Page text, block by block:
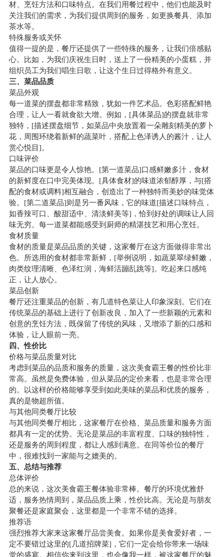
材、烹饪方法和口味特点。在我们用餐过程中，他们也能及时
关注我们的需求，为我们提供周到的服务，如更换餐具、添加
茶水等。
特殊服务或关怀
值得一提的是，餐厅还提供了一些特殊的服务，让我们倍感贴
心。比如，为我们庆祝生日时，送上了一份精美的小蛋糕，并
组织员工为我们唱生日歌，让这个生日过得格外有意义。
三、菜品品质
菜品外观
每一道菜的摆盘都非常精致，犹如一件艺术品。色彩搭配鲜艳
合理，让人一看就食欲大增。例如，[具体菜品]的摆盘就非常
独特，[描述摆盘细节，如菜品中央放置着一朵雕刻精美的萝卜
花，周围环绕着新鲜的蔬菜叶，搭配上色泽诱人的酱汁，让人
赏心悦目]。
口味评价
菜品的口味更是令人惊艳。[第一道菜品]口感鲜嫩多汁，食材
的新鲜度在口中完美体现。[具体食材]的味道浓郁醇厚，与[搭
配的食材或调料]相互融合，创造出了一种独特而美妙的味觉体
验。[第二道菜品]则是另一番风味，它的味道[描述口味特点，
如香辣可口、酸甜适中、清淡鲜美等]，恰到好处的调味让人回
味无穷。每一道菜都能感受到厨师的精湛技艺和用心烹饪。
食材质量
食材的质量是菜品品质的关键，这家餐厅在这方面做得非常出
色。所选用的食材都非常新鲜，[举例说明，如蔬菜翠绿鲜嫩，
肉类纹理清晰、色泽红润，海鲜活蹦乱跳等]。吃起来口感纯
正，让人放心。
菜品创新
餐厅还注重菜品的创新，有几道特色菜让人印象深刻。它们在
传统菜品的基础上进行了创新改良，加入了一些新颖的元素和
创意的烹饪方法，既保留了传统的风味，又增添了新的口感和
体验，让人眼前一亮。
四、性价比
价格与菜品质量对比
考虑到菜品的品质和服务的质量，这次美食霸王餐的性价比非
常高。虽然是免费体验，但从菜品的定价来看，也是非常合理
的。以这样的价格能够享受到如此美味的菜品和优质的服务，
真的是物超所值。
与其他同类餐厅比较
与其他同类餐厅相比，这家餐厅在价格、菜品质量和服务方面
都具有一定的优势。无论是菜品的丰富程度、口味的独特性，
还是服务的周到程度，都让人感到满意。在同等价位的餐厅
中，很难找到一家能与之媲美的。
五、总结与推荐
总体评价
总的来说，这次美食霸王餐体验非常棒。餐厅的环境优雅舒
适，服务热情周到，菜品品质上乘，性价比高。无论是与朋友
聚餐还是家庭聚会，这里都是一个非常不错的选择。
推荐语
强烈推荐大家来这家餐厅品尝美食。如果你是美食爱好者，一
定不要错过这里的[几道招牌菜]，它们一定会给你带来一场味
觉的盛宴。相信你来到这里，也会像我一样，被这家餐厅的魅